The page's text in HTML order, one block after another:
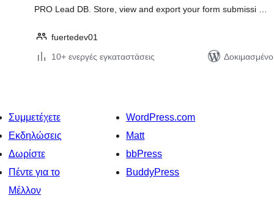
PRO Lead DB. Store, view and export your form submissi …
fuertedev01
10+ ενεργές εγκαταστάσεις
Συμμετέχετε
Εκδηλώσεις
Δωρίστε
Πέντε για το
Μέλλον
WordPress.com
Matt
bbPress
BuddyPress